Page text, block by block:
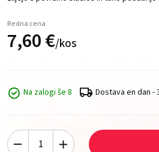
Redna cena
7,60€/kos
Na zalogi še 8 Dostava en dan -